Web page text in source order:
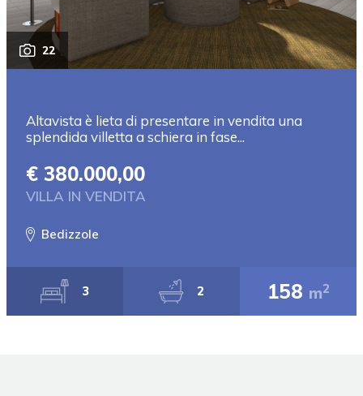
22
Altavista è lieta di presentare in vendita una
splendida villetta a schiera in fase...
€ 380.000,00
VILLA IN VENDITA
Bedizzole
3 2 158 m2